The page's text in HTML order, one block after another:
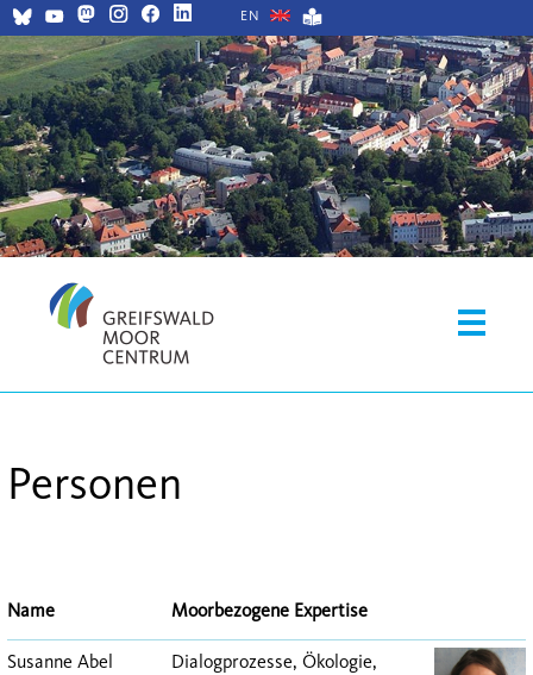
EN
Personen
Name Moorbezogene Expertise
Susanne Abel
Dialogprozesse, Ökologie,